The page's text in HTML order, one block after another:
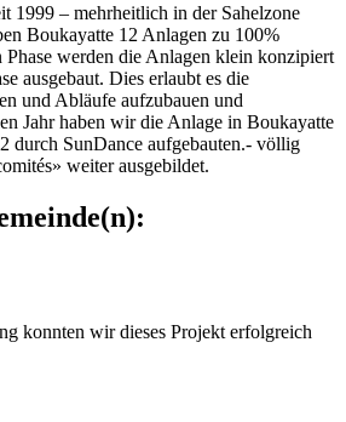
1999 – mehrheitlich in der Sahelzone
Boukayatte 12 Anlagen zu 100%
Phase werden die Anlagen klein konzipiert
ausgebaut. Dies erlaubt es die
und Abläufe aufzubauen und
Jahr haben wir die Anlage in Boukayatte
durch SunDance aufgebauten.- völlig
weiter ausgebildet.
:
konnten wir dieses Projekt erfolgreich